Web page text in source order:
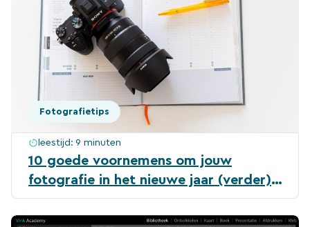
Fotografietips
leestijd: 9 minuten
10 goede voornemens om jouw
fotografie in het nieuwe jaar (verder)
te ontwikkelen